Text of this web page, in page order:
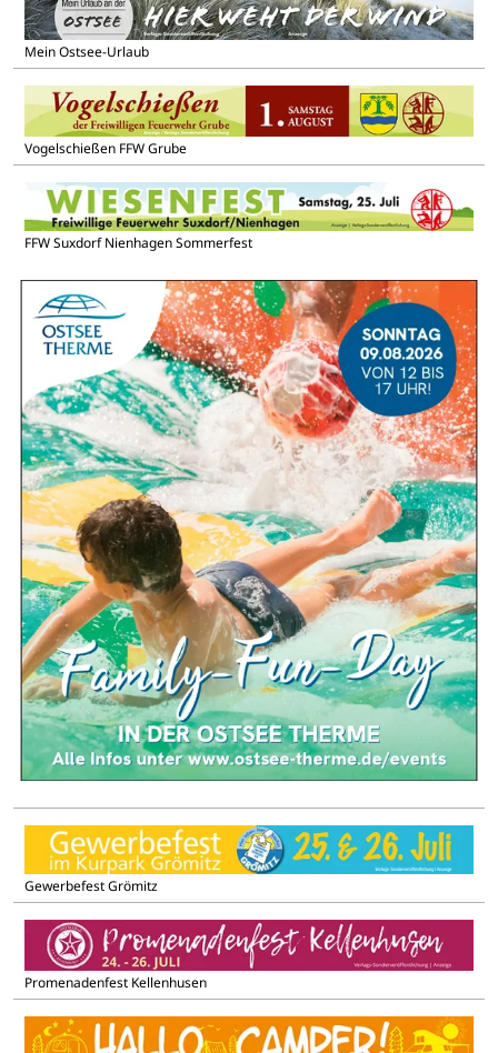
Mein Ostsee-Urlaub
Vogelschießen FFW Grube
FFW Suxdorf Nienhagen Sommerfest
Gewerbefest Grömitz
Promenadenfest Kellenhusen